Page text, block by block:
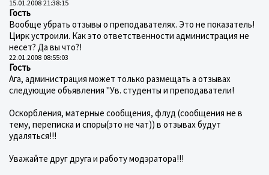
15.01.2008 21:38:15
Гость
Вообще убрать отзывы о преподавателях. Это не показатель!
Цирк устроили. Как это ответственности администрация не
несет? Да вы что?!
22.01.2008 08:55:03
Гость
Ага, администрация может только размещать а отзывах
следующие объявления "Ув. студенты и преподаватели!
Оскорбления, матерные сообщения, флуд (сообщения не в
тему, переписка и споры(это не чат)) в отзывах будут
удаляться!!!
Уважайте друг друга и работу модэратора!!!